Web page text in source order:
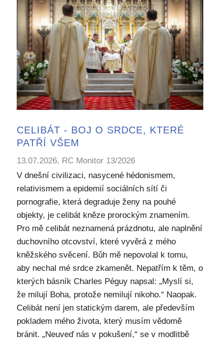
CELIBÁT - BOJ O SRDCE, KTERÉ
PATŘÍ VŠEM
13.07.2026, RC Monitor 13/2026
V dnešní civilizaci, nasycené hédonismem,
relativismem a epidemií sociálních sítí či
pornografie, která degraduje ženy na pouhé
objekty, je celibát kněze prorockým znamením.
Pro mě celibát neznamená prázdnotu, ale naplnění
duchovního otcovství, které vyvěrá z mého
kněžského svěcení. Bůh mě nepovolal k tomu,
aby nechal mé srdce zkamenět. Nepatřím k těm, o
kterých básník Charles Péguy napsal: „Myslí si,
že milují Boha, protože nemilují nikoho.“ Naopak.
Celibát není jen statickým darem, ale především
pokladem mého života, který musím vědomě
bránit. „Neuveď nás v pokušení,“ se v modlitbě